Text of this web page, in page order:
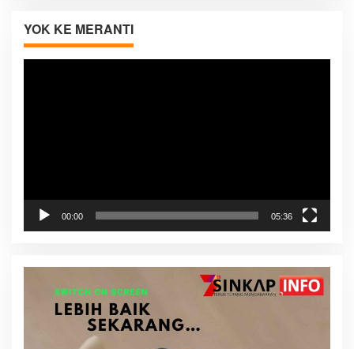
YOK KE MERANTI
Pemutar
00:00 05:36